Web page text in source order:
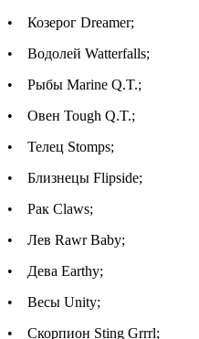
• Козерог Dreamer;
• Водолей Watterfalls;
• Рыбы Marine Q.T.;
• Овен Tough Q.T.;
• Телец Stomps;
• Близнецы Flipside;
• Рак Claws;
• Лев Rawr Baby;
• Дева Earthy;
• Весы Unity;
• Скорпион Sting Grrrl;